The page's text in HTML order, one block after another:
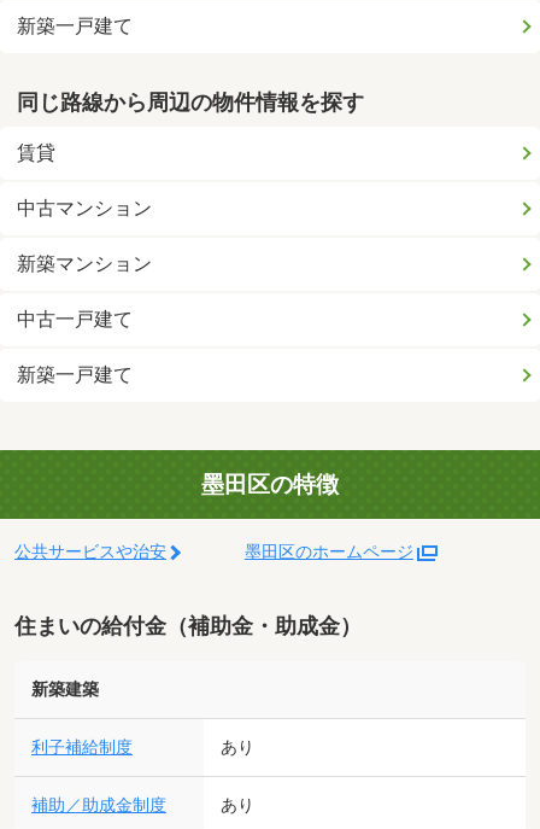
新築一戸建て
同じ路線から周辺の物件情報を探す
賃貸
中古マンション
新築マンション
中古一戸建て
新築一戸建て
墨田区の特徴
公共サービスや治安 墨田区のホームページ
住まいの給付金（補助金・助成金）
新築建築
利子補給制度 あり
補助／助成金制度 あり